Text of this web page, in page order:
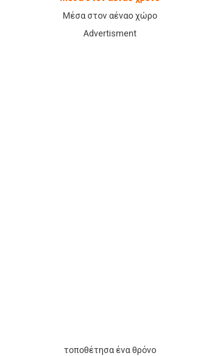
Μέσα στον αέναο χώρο
Advertisment
τοποθέτησα ένα θρόνο